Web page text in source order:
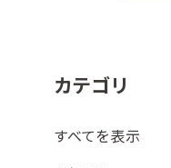
カテゴリ
すべてを表示